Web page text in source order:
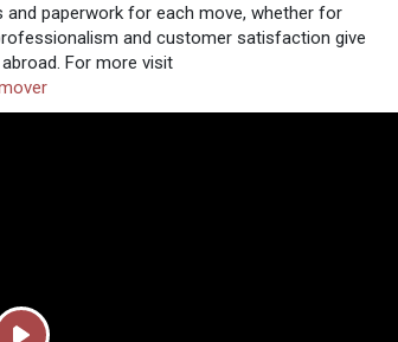
paperwork for each move, whether for
and customer satisfaction give
For more visit